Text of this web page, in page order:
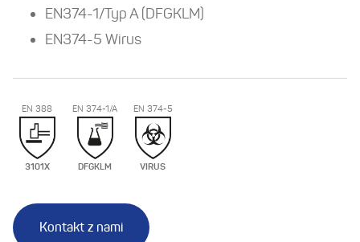
EN374-1/Typ A (DFGKLM)
EN374-5 Wirus
EN 388
3101X
EN 374-1/A
DFGKLM
EN 374-5
VIRUS
Kontakt z nami